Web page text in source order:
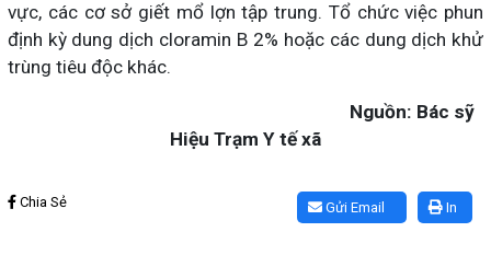
vực, các cơ sở giết mổ lợn tập trung. Tổ chức việc phun
định kỳ dung dịch cloramin B 2% hoặc các dung dịch khử
trùng tiêu độc khác.
Nguồn: Bác sỹ
Hiệu Trạm Y tế xã
In
Gửi Email
Chia Sẻ